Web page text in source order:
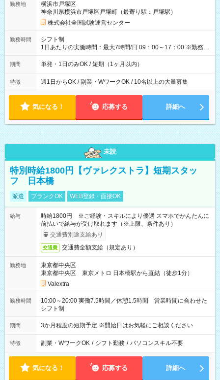
例】 ・河合塾模擬試験 8:30～17:30（休憩1時間） 時給1,300円
×8時間＝日収10,400円＋交通費 ※当日の役割により時給＋100
円の場合あり ・国家試験 7:00～13:30（休憩なし） 時給1,300
円（役割手当＋100円）×6時間＝日収8,400円＋交通費 【試用期
間】試用期間なし
勤務地
横浜市戸塚区
神奈川県横浜市戸塚区戸塚町（最寄り駅：戸塚駅）
株式会社全国試験運営センター
勤務時間
シフト制
1日あたりの実働時間：最大7時間/日 09：00～17：00 ※勤務時
間は 試験により異なります。
期間 単発・1日のみOK / 短期（1ヶ月以内）
特徴 週1日からOK / 副業・WワークOK / 10名以上の大量募集
気になる！ 応募する 詳細へ
未読
特別時給1800円【ヴァレクストラ】短期スタッ
フ 日本橋
派遣 ブランクOK WEB登録・面接OK
給与
時給1800円 ※ご経験・スキルにより優遇 スマホでかんたんに
前払いで給与が受け取れます（※上限、条件あり）
交通費別途支給あり
交通費 交通費全額支給（規定あり）
勤務地
東京都中央区
東京都中央区 東京メトロ 日本橋駅から直結（徒歩1分）
Valextra
勤務時間
10:00～20:00 実働7.5時間／休憩1.5時間 営業時間に合わせた
シフト制
期間 3か月程度の短期予定 ※開始日はお気軽にご相談ください
特徴 副業・WワークOK / シフト勤務 / パソコンスキル不要
気になる！ 応募する 詳細へ